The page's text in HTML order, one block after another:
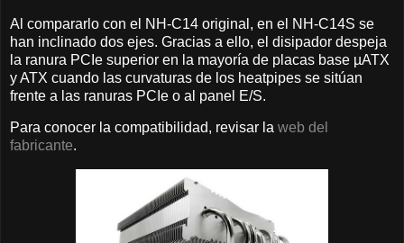
Al compararlo con el NH-C14 original, en el NH-C14S se
han inclinado dos ejes. Gracias a ello, el disipador despeja
la ranura PCIe superior en la mayoría de placas base µATX
y ATX cuando las curvaturas de los heatpipes se sitúan
frente a las ranuras PCIe o al panel E/S.
Para conocer la compatibilidad, revisar la web del
fabricante.